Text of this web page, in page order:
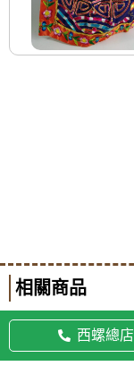
相關商品
西螺總店